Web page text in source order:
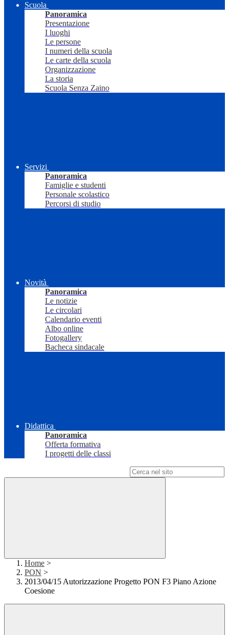
Scuola
Panoramica
Presentazione
I luoghi
Le persone
I numeri della scuola
Le carte della scuola
Organizzazione
La storia
Scuola Senza Zaino
Servizi
Panoramica
Famiglie e studenti
Personale scolastico
Percorsi di studio
Novità
Panoramica
Le notizie
Le circolari
Calendario eventi
Albo online
Fotogallery
Bacheca sindacale
Didattica
Panoramica
Offerta formativa
I progetti delle classi
Home >
PON >
2013/04/15 Autorizzazione Progetto PON F3 Piano Azione
Coesione